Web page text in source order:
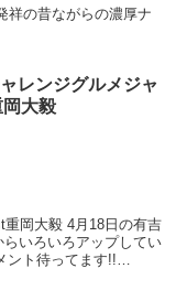
祥の昔ながらの濃厚ナ
レンジグルメジャ
大毅
岡大毅 4月18日の有吉
いろいろアップしてい
ント待ってます!!